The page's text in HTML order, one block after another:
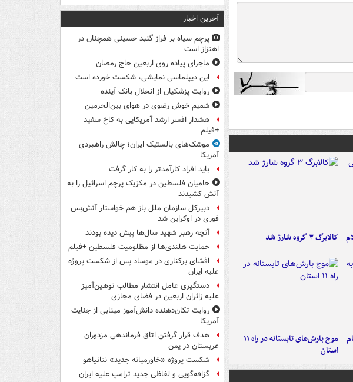
کالابرگ ۳ گروه شارژ شد
موج بارش‌های تابستانه در راه ۱۱
استان
آخرین اخبار
پرچم سیاه بر فراز گنبد حسینی همچنان در
اهتزاز است
ماجرای پیاده روی اربعین حاج رمضان
این دیپلماسی نمایشی، شکست خورده است
روایت پزشکیان از انحلال بانک آینده
شمیم خوش رضوی در هوای بین‌الحرمین
هشدار افسر ارشد آمریکایی به کاخ سفید
+فیلم
موشک‌های بالستیک ایران؛ چالش راهبردی
آمریکا
باید افراد کارآمدتر را به کار گرفت
حامیان فلسطین در مکزیک پرچم اسرائیل را به
آتش کشیدند
دبیرکل سازمان ملل باز هم خواستار آتش‌بس
فوری در اوکراین شد
آنچه رهبر شهید سال‌ها پیش دیده بودند
حمایت هلندی‌ها از مظلومیت فلسطین +فیلم
افشای برکناری در موساد پس از شکست پروژه
علیه ایران
دستگیری عامل انتشار مطالب توهین‌آمیز
علیه زائران اربعین در فضای مجازی
روایت تکان‌دهنده دانش‌آموز مینابی از جنایت
آمریکا
هدف قرار گرفتن اتاق‌ فرماندهی مزدوران
عربستان در یمن
شکست پروژه «خاورمیانه جدید» نتانیاهو
گزافه‌گویی و لفاظی جدید ترامپ علیه ایران